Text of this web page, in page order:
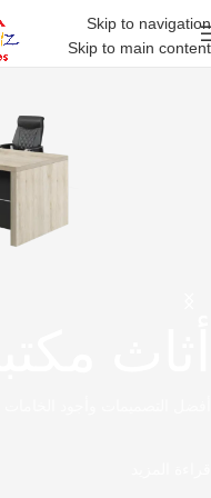
Skip to navigation
Skip to main content